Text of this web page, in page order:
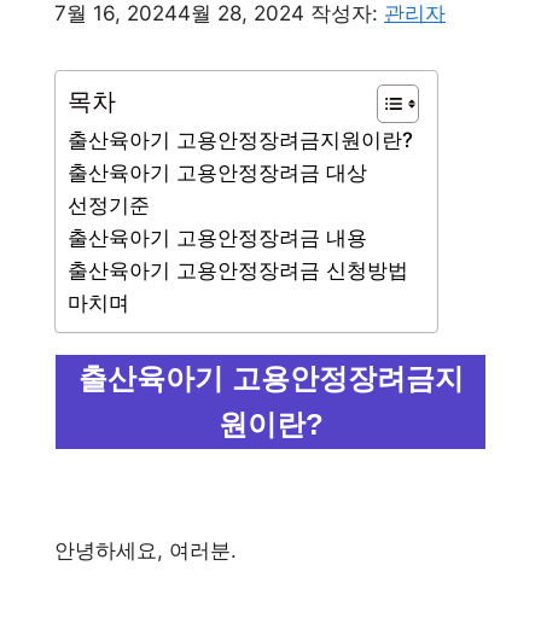
7월 16, 20244월 28, 2024 작성자: 관리자
목차
출산육아기 고용안정장려금지원이란?
출산육아기 고용안정장려금 대상
선정기준
출산육아기 고용안정장려금 내용
출산육아기 고용안정장려금 신청방법
마치며
출산육아기 고용안정장려금지
원이란?
안녕하세요, 여러분.